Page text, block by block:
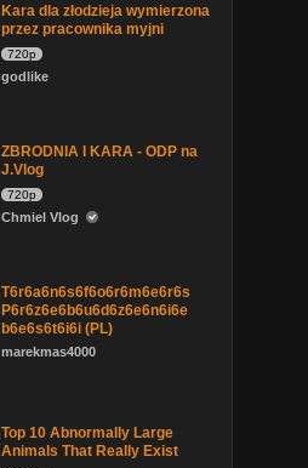
Kara dla złodzieja wymierzona
przez pracownika myjni
720p
godlike
ZBRODNIA I KARA - ODP na
J.Vlog
720p
Chmiel Vlog
T6r6a6n6s6f6o6r6m6e6r6s
P6r6z6e6b6u6d6z6e6n6i6e
b6e6s6t6i6i (PL)
marekmas4000
Top 10 Abnormally Large
Animals That Really Exist